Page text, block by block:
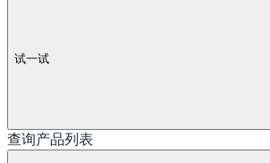
试一试
查询产品列表